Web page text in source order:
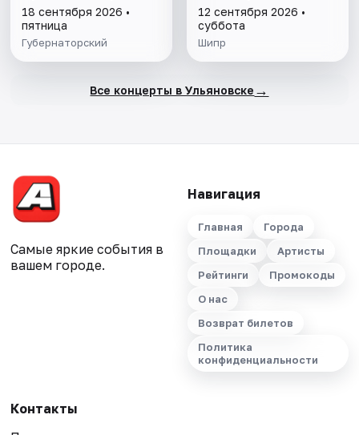
18 сентября 2026 •
пятница
Губернаторский
12 сентября 2026 •
суббота
Шипр
Все концерты в Ульяновске →
Самые яркие события в
вашем городе.
Навигация
Главная
Города
Площадки
Артисты
Рейтинги
Промокоды
О нас
Возврат билетов
Политика
конфиденциальности
Контакты